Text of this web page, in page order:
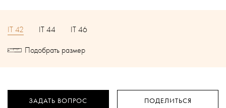
IT 42 IT 44
IT 46
Подобрать размер
ЗАДАТЬ ВОПРОС ПОДЕЛИТЬСЯ